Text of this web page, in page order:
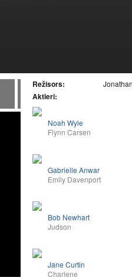
Režisors:
Aktieri:
Noah Wyle
Flynn Carsen
Gabrielle Anwar
Emily Davenport
Bob Newhart
Judson
Jane Curtin
Charlene